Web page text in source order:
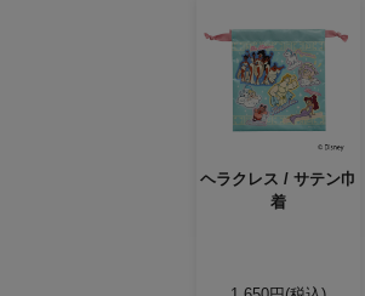
ヘラクレス / サテン巾
着